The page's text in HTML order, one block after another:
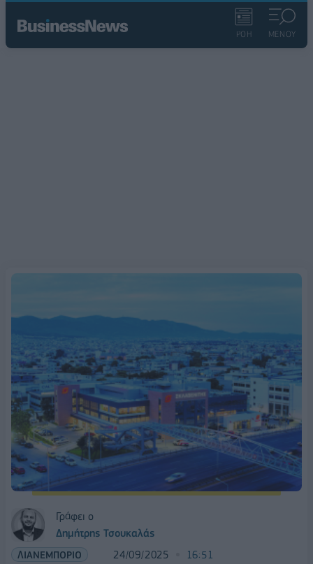
ΡΟΗ ΜΕΝΟΥ
Γράφει ο
Δημήτρης Τσουκαλάς
ΛΙΑΝΕΜΠΟΡΙΟ 24/09/2025 16:51